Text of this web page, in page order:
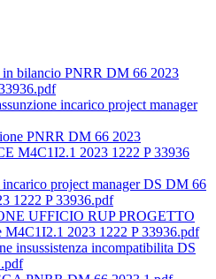
bilancio PNRR DM 66 2023
incarico project manager
PNRR DM 66 2023
M4C1I2.1 2023 1222 P 33936
project manager DS DM 66
1222 P 33936.pdf
UFFICIO RUP PROGETTO
2023 1222 P 33936.pdf
insussistenza incompatibilita DS